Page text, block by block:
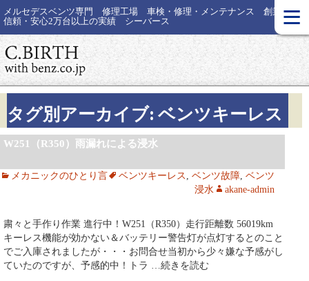
メルセデスベンツ専門 修理工場 車検・修理・メンテナンス 創業30年
信頼・安心2万台以上の実績 シーバース
≡
タグ別アーカイブ: ベンツキーレス
W251（R350）雨漏れによる浸水
メカニックのひとり言 ベンツキーレス , ベンツ故障, ベンツ
浸水
akane-admin
粛々と手作り作業 進行中！W251（R350）走行距離数 56019km
キーレス機能が効かない＆バッテリー警告灯が点灯するとのこと
でご入庫されましたが・・・お問合せ当初から少々嫌な予感がし
ていたのですが、予感的中！トラ …続きを読む